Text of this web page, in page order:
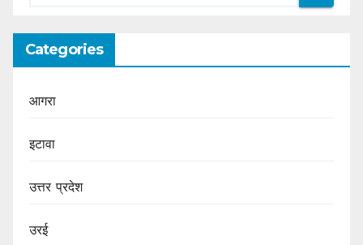
Categories
आगरा
इटावा
उत्तर प्रदेश
उरई